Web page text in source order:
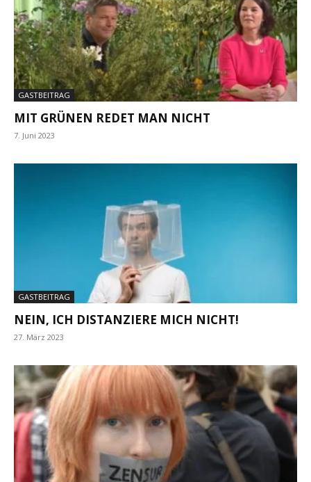
GASTBEITRAG
MIT GRÜNEN REDET MAN NICHT
7. Juni 2023
GASTBEITRAG
NEIN, ICH DISTANZIERE MICH NICHT!
27. März 2023